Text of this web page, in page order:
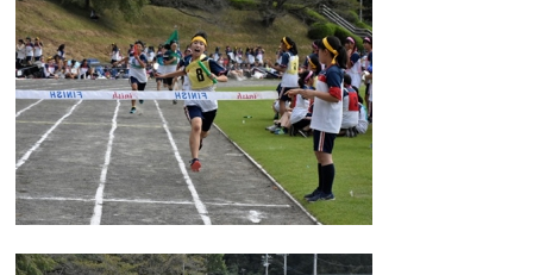
国際交流
国際交流行事 1年留学の制度
1年留学の留学先 本校の姉妹校・友好校
入試関連情報